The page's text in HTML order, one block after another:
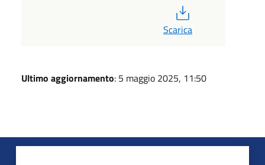
Scarica
Ultimo aggiornamento: 5 maggio 2025, 11:50